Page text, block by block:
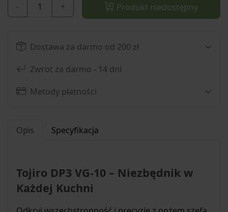
- + Produkt niedostępny
Dostawa za darmo od 200 zł
Zwrot za darmo - 14 dni
Metody płatności
Opis Specyfikacja
Tojiro DP3 VG-10 – Niezbędnik w
Każdej Kuchni